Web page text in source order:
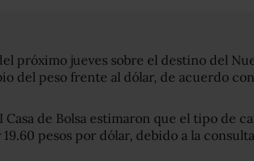
próximo jueves sobre el destino del
del peso frente al dólar, de acuerdo
Casa de Bolsa estimaron que el tipo de
19.60 pesos por dólar, debido a la